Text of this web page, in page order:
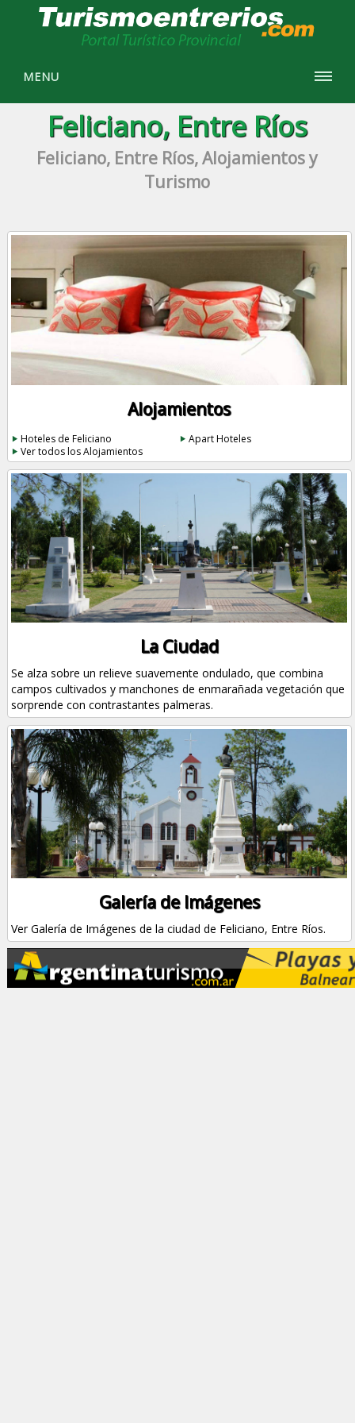
MENU
Feliciano, Entre Ríos
Feliciano, Entre Ríos, Alojamientos y
Turismo
Alojamientos
Hoteles de Feliciano
Apart Hoteles
Ver todos los Alojamientos
La Ciudad
Se alza sobre un relieve suavemente ondulado, que combina
campos cultivados y manchones de enmarañada vegetación que
sorprende con contrastantes palmeras.
Galería de Imágenes
Ver Galería de Imágenes de la ciudad de Feliciano, Entre Ríos.